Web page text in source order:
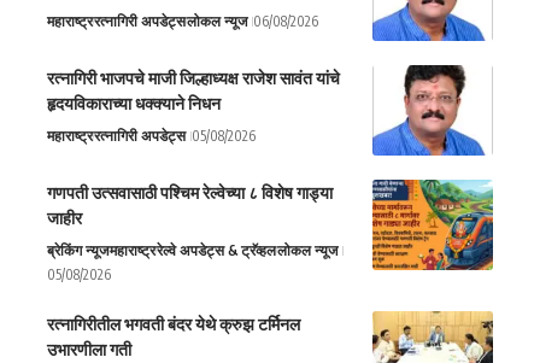
महाराष्ट्ररत्नागिरी अपडेट्सलोकल न्यूज 06/08/2026
रत्नागिरी भाजपचे माजी जिल्हाध्यक्ष राजेश सावंत यांचे
हृदयविकाराच्या धक्क्याने निधन
महाराष्ट्ररत्नागिरी अपडेट्स 05/08/2026
गणपती उत्सवासाठी पश्चिम रेल्वेच्या ८ विशेष गाड्या
जाहीर
ब्रेकिंग न्यूजमहाराष्ट्ररेल्वे अपडेट्स & ट्रॅव्हललोकल न्यूज
05/08/2026
रत्नागिरीतील भगवती बंदर येथे क्रुझ टर्मिनल
उभारणीला गती